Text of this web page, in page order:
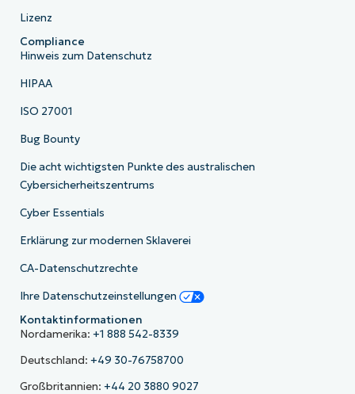
Lizenz
Compliance
Hinweis zum Datenschutz
HIPAA
ISO 27001
Bug Bounty
Die acht wichtigsten Punkte des australischen
Cybersicherheitszentrums
Cyber Essentials
Erklärung zur modernen Sklaverei
CA-Datenschutzrechte
Ihre Datenschutzeinstellungen
Kontaktinformationen
Nordamerika: +1 888 542-8339
Deutschland: +49 30-76758700
Großbritannien: +44 20 3880 9027